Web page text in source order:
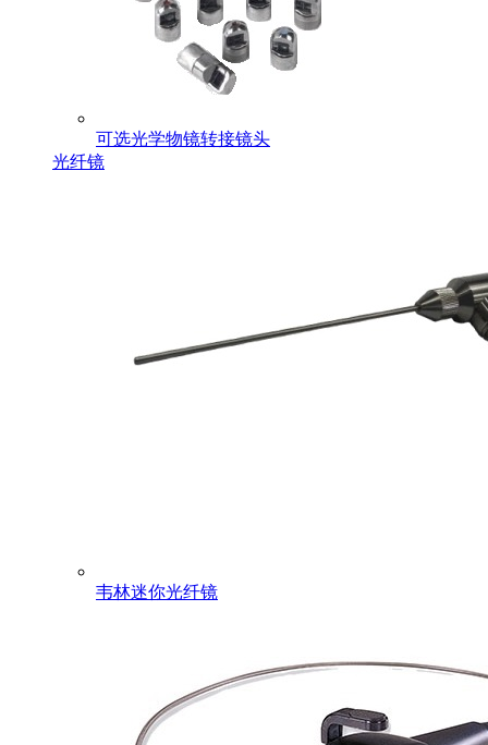
可选光学物镜转接镜头
光纤镜
韦林迷你光纤镜